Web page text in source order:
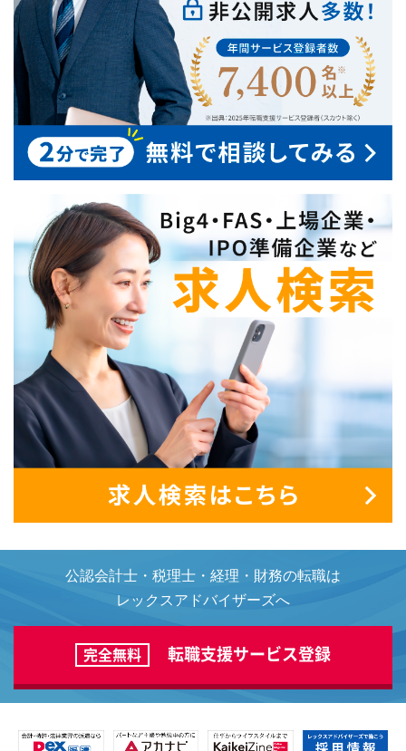
公認会計士・税理士・経理・財務の転職は
レックスアドバイザーズへ
完全無料 転職支援サービス登録